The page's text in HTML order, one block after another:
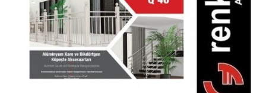
Q 40 Küpeşte Kare Profil